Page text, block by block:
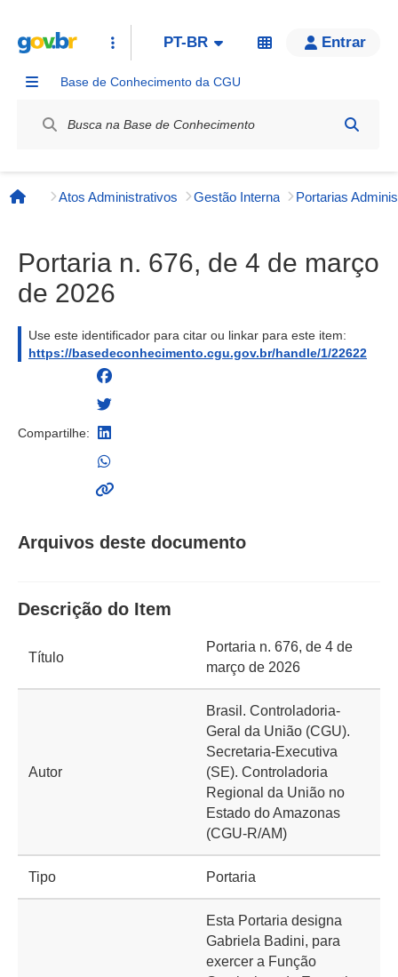
PT-BR Entrar
Base de Conhecimento da CGU
Página inicial
Atos Administrativos Gestão Interna
Portaria n. 676, de 4 de março
de 2026
Use este identificador para citar ou linkar para este item:
https://basedeconhecimento.cgu.gov.br/handle/1/22622
Compartilhe:
Arquivos deste documento
Descrição do Item
Título
Portaria n. 676, de 4 de
março de 2026
Autor
Brasil. Controladoria-
Geral da União (CGU).
Secretaria-Executiva
(SE). Controladoria
Regional da União no
Estado do Amazonas
(CGU-R/AM)
Tipo Portaria
Esta Portaria designa
Gabriela Badini, para
exercer a Função